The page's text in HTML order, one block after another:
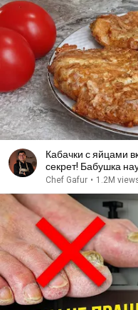
Кабачки с яйцами
секрет! Бабушка
минут
Chef Gafur • 1.2M